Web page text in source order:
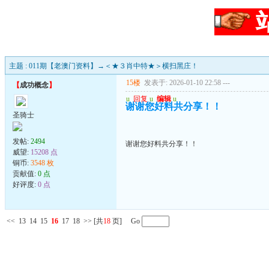
主题 : 011期【老澳门资料】→＜★３肖中特★＞横扫黑庄！
【成功概念】
圣骑士
发帖: 2494
威望: 15208 点
铜币: 3548 枚
贡献值: 0 点
好评度: 0 点
15楼 发表于: 2026-01-10 22:58 ---
u 回复 u 编辑 u
谢谢您好料共分享！！
谢谢您好料共分享！！
<< 13 14 15 16 17 18 >> [共18 页] Go